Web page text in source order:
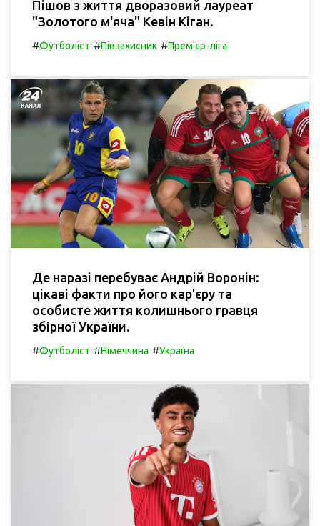
Пішов з життя дворазовий лауреат
"Золотого м'яча" Кевін Кіган.
#Футболіст #Півзахисник #Прем'єр-ліга
Де наразі перебуває Андрій Воронін:
цікаві факти про його кар'єру та
особисте життя колишнього гравця
збірної України.
#Футболіст #Німеччина #Україна